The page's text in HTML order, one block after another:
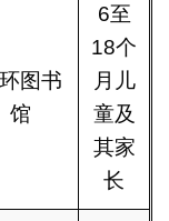
图书
馆
6至
18个
月儿
童及
其家
长